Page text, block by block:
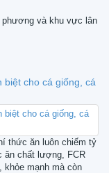
phương và khu vực lân
biệt cho cá giống, cá
thức ăn luôn chiếm tỷ
ăn chất lượng, FCR
khỏe mạnh mà còn